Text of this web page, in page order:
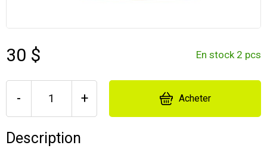
30 $ En stock 2 pcs
- + Acheter
Description